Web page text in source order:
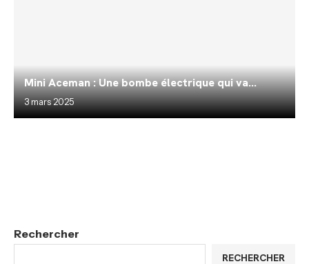
Mini Aceman : Une bombe électrique qui va...
3 mars 2025
Rechercher
RECHERCHER